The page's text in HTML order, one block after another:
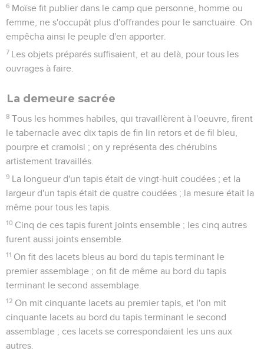
6 Moïse fit publier dans le camp que personne, homme ou
femme, ne s'occupât plus d'offrandes pour le sanctuaire. On
empêcha ainsi le peuple d'en apporter.
7 Les objets préparés suffisaient, et au delà, pour tous les
ouvrages à faire.
La demeure sacrée
8 Tous les hommes habiles, qui travaillèrent à l'oeuvre, firent
le tabernacle avec dix tapis de fin lin retors et de fil bleu,
pourpre et cramoisi ; on y représenta des chérubins
artistement travaillés.
9 La longueur d'un tapis était de vingt-huit coudées ; et la
largeur d'un tapis était de quatre coudées ; la mesure était la
même pour tous les tapis.
10 Cinq de ces tapis furent joints ensemble ; les cinq autres
furent aussi joints ensemble.
11 On fit des lacets bleus au bord du tapis terminant le
premier assemblage ; on fit de même au bord du tapis
terminant le second assemblage.
12 On mit cinquante lacets au premier tapis, et l'on mit
cinquante lacets au bord du tapis terminant le second
assemblage ; ces lacets se correspondaient les uns aux
autres.